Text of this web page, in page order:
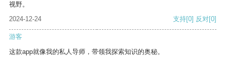
视野。
2024-12-24
支持[0] 反对[0]
游客
这款app就像我的私人导师，带领我探索知识的奥秘。